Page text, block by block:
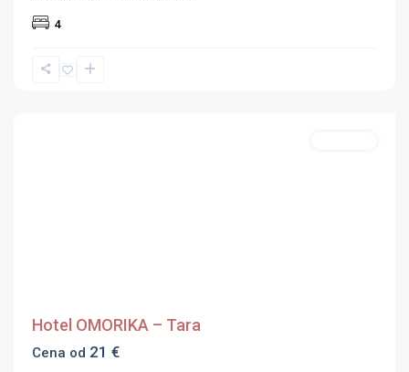
4
Druge
Hotel OMORIKA – Tara
Cena od 21 €